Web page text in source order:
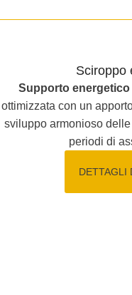
Sciroppo
Supporto energetico
ottimizzata con un
sviluppo armonioso
periodi di
DETTAGLI